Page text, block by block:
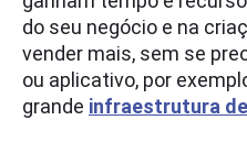
do seu negócio e na
vender mais, sem se
ou aplicativo, por
grande infraestrutura